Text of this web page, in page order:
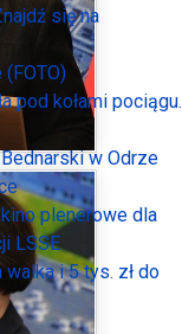
się na
pod kołami pociągu.
w Odrze
plenerowe dla
LSSE
i 5 tys. zł do